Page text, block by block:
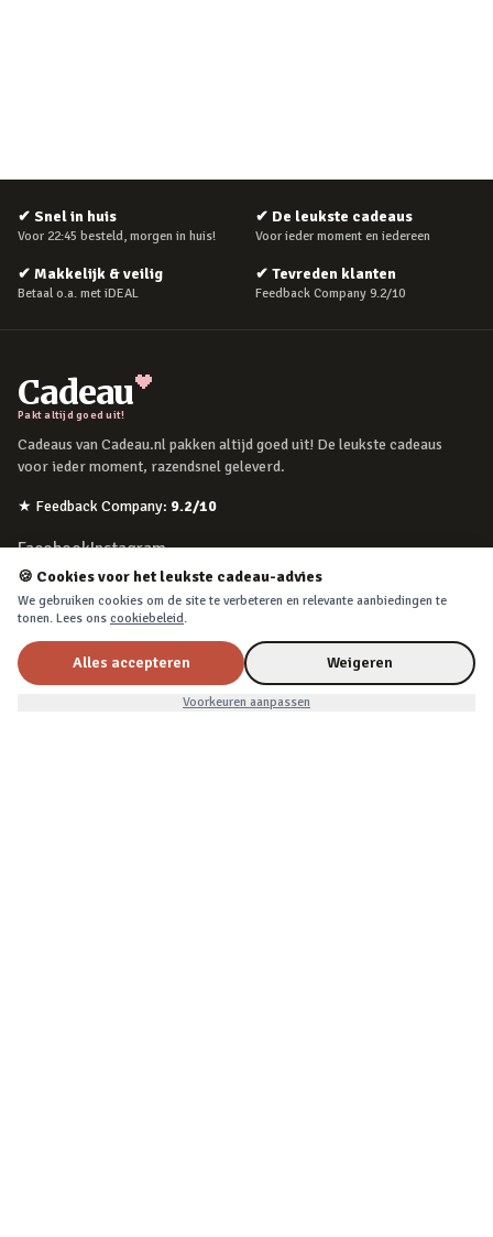
✔ Snel in huis
Voor 22:45 besteld, morgen in huis!
✔ De leukste cadeaus
Voor ieder moment en iedereen
✔ Makkelijk & veilig
Betaal o.a. met iDEAL
✔ Tevreden klanten
Feedback Company 9.2/10
Cadeau
Pakt altijd goed uit!
Cadeaus van Cadeau.nl pakken altijd goed uit! De leukste cadeaus
voor ieder moment, razendsnel geleverd.
★ Feedback Company: 9.2/10
FacebookInstagram
POPULAIRE MOMENTEN
Verjaardag
Moederdag
🍪 Cookies voor het leukste cadeau-advies
We gebruiken cookies om de site te verbeteren en relevante aanbiedingen te
tonen. Lees ons cookiebeleid.
Alles accepteren Weigeren
Voorkeuren aanpassen